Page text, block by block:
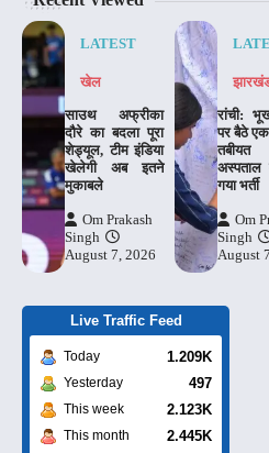
LATEST
खेल
साउथ अफ्रीका
दौरे का बदला पूरा
शेड्यूल, टीम इंडिया
खेलेगी अब इतने
मुकाबले
Om Prakash
Singh
August 7, 2026
रांची:
पर बैठे
तबीयत
अस्पताल
गया भर्ती
Om
Singh
August
Live Traffic Feed
Today 1.209K
Yesterday 497
This week 2.123K
This month 2.445K